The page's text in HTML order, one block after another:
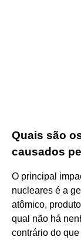
Quais são
causados
O principal
nucleares é a
atômico,
qual não há
contrário do